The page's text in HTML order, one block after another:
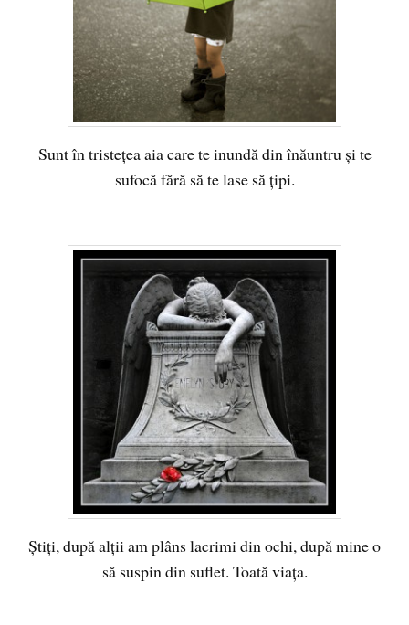
Sunt în tristeţea aia care te inundă din înăuntru şi te
sufocă fără să te lase să ţipi.
Ştiţi, după alţii am plâns lacrimi din ochi, după mine o
să suspin din suflet. Toată viaţa.